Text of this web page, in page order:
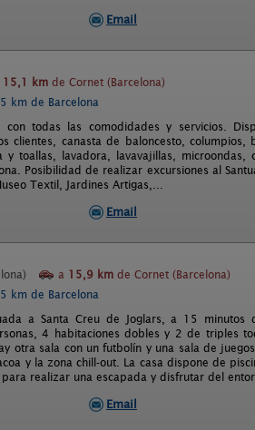
Email
15,1 km de Cornet (Barcelona)
km de Barcelona
con todas las comodidades y servicios.
clientes, canasta de baloncesto, columpios,
toallas, lavadora, lavavajillas, microondas,
Posibilidad de realizar excursiones al
Textil, Jardines Artigas,...
Email
a 15,9 km de Cornet (Barcelona)
km de Barcelona
a Santa Creu de Joglars, a 15
4 habitaciones dobles y 2 de triples
otra sala con un futbolín y una sala de
y la zona chill-out. La casa dispone de
realizar una escapada y disfrutar del
Email